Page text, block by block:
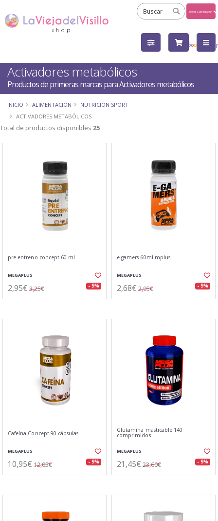
by
Activadores metabólicos
Productos de primeras marcas para Activadores metabólicos
INICIO ALIMENTACIÓN
NUTRICIÓN SPORT
ACTIVADORES METABÓLICOS
Total de productos disponibles 25
pre entreno concept 60 ml
MEGAPLUS
2,95€ 3,25€ - 9%
e-gamers 60ml mplus
MEGAPLUS
2,68€ 2,95€ - 9%
Cafeína Concept 90 cápsulas
MEGAPLUS
10,95€ 12,05€ - 9%
Glutamina masticable 140
comprimidos
MEGAPLUS
21,45€ 23,60€ - 9%